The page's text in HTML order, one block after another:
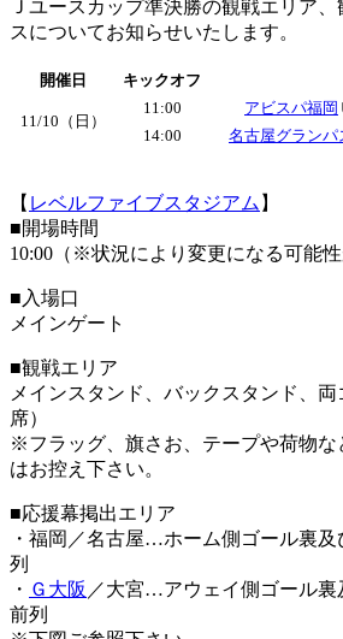
Ｊユースカップ準決勝の観戦エリア
スについてお知らせいたします。
開催日 キックオフ
11/10（日）
11:00 アビスパ福岡
14:00
名古屋グランパ
【 レベルファイブスタジアム 】
■開場時間
10:00（※状況により変更になる可能性
■入場口
メインゲート
■観戦エリア
メインスタンド、バックスタンド、
席）
※フラッグ、旗さお、テープや荷物な
はお控え下さい。
■応援幕掲出エリア
・福岡／名古屋…ホーム側ゴール裏
列
・ Ｇ大阪 ／大宮…アウェイ側ゴール裏
前列